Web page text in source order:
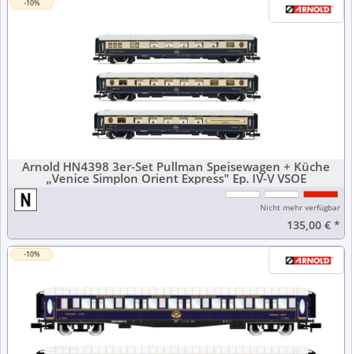
-10%
Arnold HN4398 3er-Set Pullman Speisewagen + Küche
„Venice Simplon Orient Express" Ep. IV-V VSOE
Nicht mehr verfügbar
135,00 €*
-10%